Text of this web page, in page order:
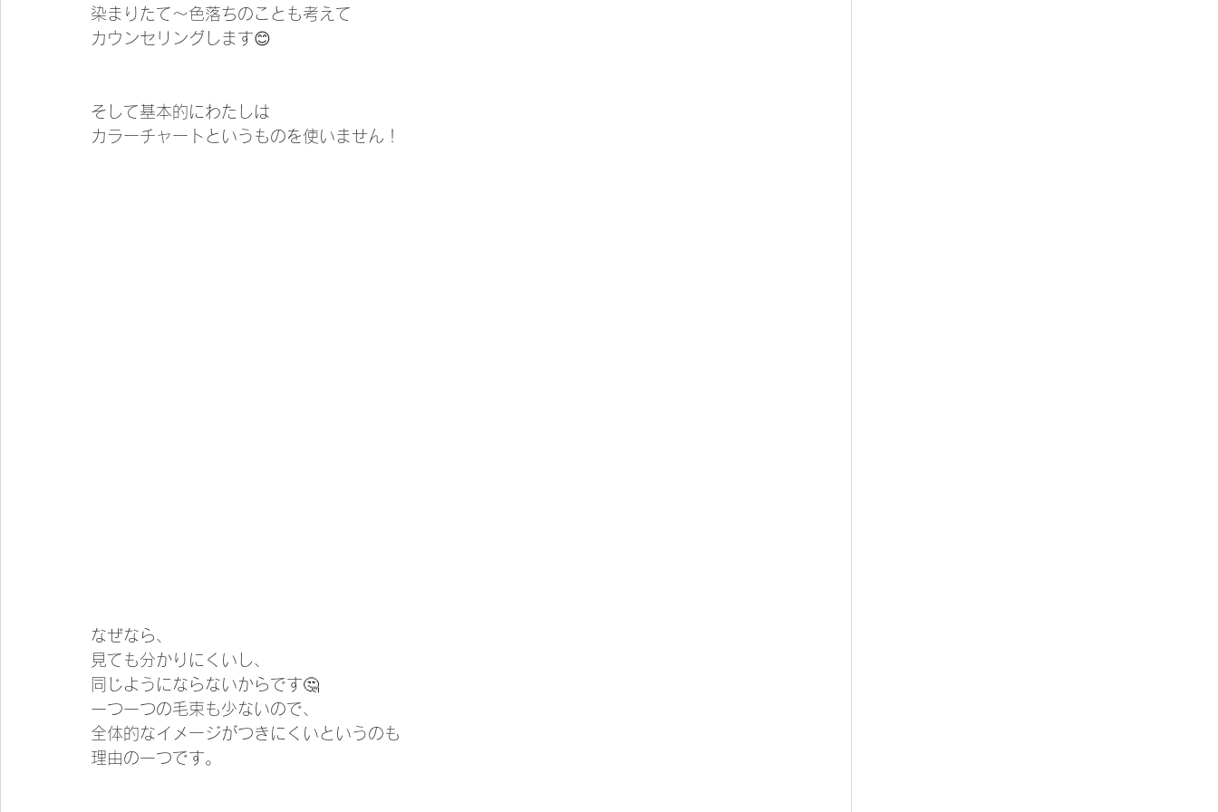
染まりたて〜色落ちのことも考えて
カウンセリングします😊
そして基本的にわたしは
カラーチャートというものを使いません！
なぜなら、
見ても分かりにくいし、
同じようにならないからです🤔
一つ一つの毛束も少ないので、
全体的なイメージがつきにくいというのも
理由の一つです。